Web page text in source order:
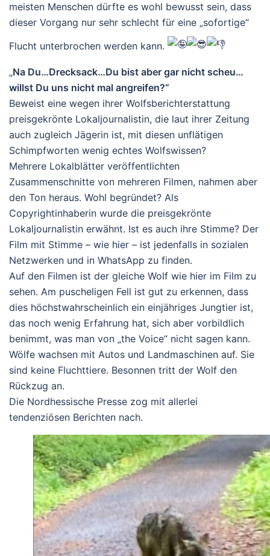
meisten Menschen dürfte es wohl bewusst sein, dass
dieser Vorgang nur sehr schlecht für eine „sofortige“
Flucht unterbrochen werden kann.
„Na Du…Drecksack…Du bist aber gar nicht scheu…
willst Du uns nicht mal angreifen?“
Beweist eine wegen ihrer Wolfsberichterstattung
preisgekrönte Lokaljournalistin, die laut ihrer Zeitung
auch zugleich Jägerin ist, mit diesen unflätigen
Schimpfworten wenig echtes Wolfswissen?
Mehrere Lokalblätter veröffentlichten
Zusammenschnitte von mehreren Filmen, nahmen aber
den Ton heraus. Wohl begründet? Als
Copyrightinhaberin wurde die preisgekrönte
Lokaljournalistin erwähnt. Ist es auch ihre Stimme? Der
Film mit Stimme – wie hier – ist jedenfalls in sozialen
Netzwerken und in WhatsApp zu finden.
Auf den Filmen ist der gleiche Wolf wie hier im Film zu
sehen. Am puscheligen Fell ist gut zu erkennen, dass
dies höchstwahrscheinlich ein einjähriges Jungtier ist,
das noch wenig Erfahrung hat, sich aber vorbildlich
benimmt, was man von „the Voice“ nicht sagen kann.
Wölfe wachsen mit Autos und Landmaschinen auf. Sie
sind keine Fluchttiere. Besonnen tritt der Wolf den
Rückzug an.
Die Nordhessische Presse zog mit allerlei
tendenziösen Berichten nach.